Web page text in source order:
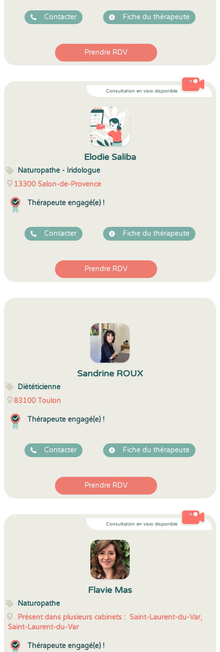
Contacter Fiche du thérapeute
Prendre RDV
Consultation en visio disponible
Elodie Saliba
Naturopathe - Iridologue
13300 Salon-de-Provence
Thérapeute engagé(e) !
Contacter Fiche du thérapeute
Prendre RDV
Sandrine ROUX
Diététicienne
83100 Toulon
Thérapeute engagé(e) !
Contacter Fiche du thérapeute
Prendre RDV
Consultation en visio disponible
Flavie Mas
Naturopathe
Présent dans plusieurs cabinets : Saint-Laurent-du-Var,
Saint-Laurent-du-Var
Thérapeute engagé(e) !